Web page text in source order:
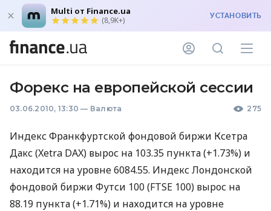
Multi от Finance.ua
(8,9K+) УСТАНОВИТЬ
Форекс на европейской сессии
03.06.2010, 13:30 — Валюта 275
Индекс Франкфуртской фондовой биржи Ксетра
Дакс (Xetra DAX) вырос на 103.35 пункта (+1.73%) и
находится на уровне 6084.55. Индекс Лондонской
фондовой биржи Футси 100 (FTSE 100) вырос на
88.19 пункта (+1.71%) и находится на уровне